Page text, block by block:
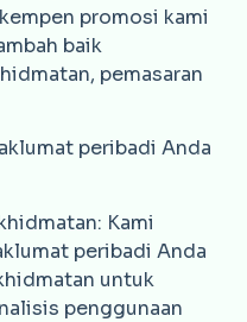
promosi kami
baik
pemasaran
peribadi Anda
Kami
peribadi Anda
untuk
penggunaan